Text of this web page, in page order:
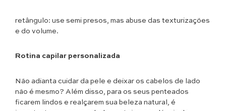
retângulo: use semi presos, mas abuse das texturizações
e do volume.
Rotina capilar personalizada
Não adianta cuidar da pele e deixar os cabelos de lado
não é mesmo? Além disso, para os seus penteados
ficarem lindos e realçarem sua beleza natural, é